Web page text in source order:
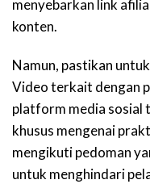
menyebarkan link
konten.
Namun, pastikan
Video terkait dengan
platform media sosial
khusus mengenai
mengikuti pedoman
untuk menghindari